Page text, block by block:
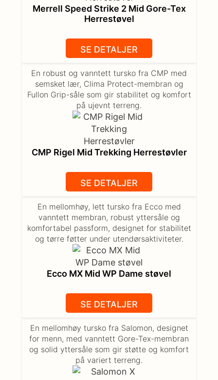
Merrell Speed Strike 2 Mid Gore-Tex
Herrestøvel
SE DETALJER
CMP Rigel Mid Trekking Herrestøvler
En robust og vanntett tursko fra CMP med
semsket lær, Clima Protect-membran og
Fullon Grip-såle som gir stabilitet og komfort
på ujevnt terreng.
SE DETALJER
Ecco MX Mid WP Dame støvel
En mellomhøy, lett tursko fra Ecco med
vanntett membran, robust yttersåle og
komfortabel passform, designet for stabilitet
og tørre føtter under utendørsaktiviteter.
SE DETALJER
En mellomhøy tursko fra Salomon, designet
for menn, med vanntett Gore-Tex-membran
og solid yttersåle som gir støtte og komfort
på variert terreng.